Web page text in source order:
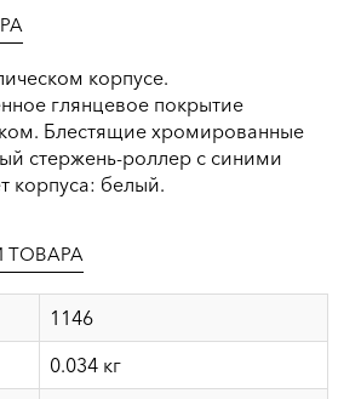
корпусе.
глянцевое покрытие
Блестящие хромированные
стержень-роллер с синими
корпуса: белый.
ТОВАРА
1146
0.034 кг